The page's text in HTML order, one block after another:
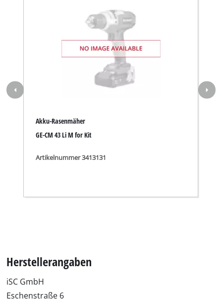
Akku-Rasenmäher
GE-CM 43 Li M for Kit
Artikelnummer 3413131
Herstellerangaben
iSC GmbH
Eschenstraße 6